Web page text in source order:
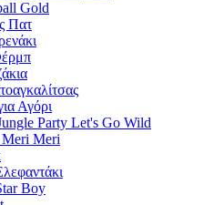
Gold
Πατ
Αγόρι
Party Let's Go Wild
Meri
Boy